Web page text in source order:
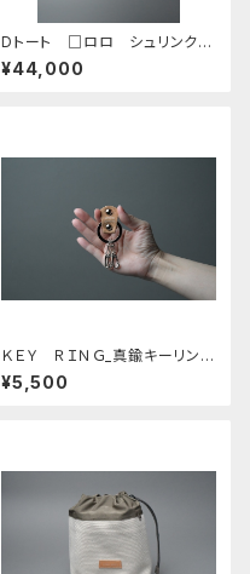
Dトート □ロロ シュリンク・
オークベージュ／アンティークG
□
¥44,000
ＫＥＹ ＲＩＮＧ_真鍮キーリング
_■シルバー・ライトベージュ■
¥5,500